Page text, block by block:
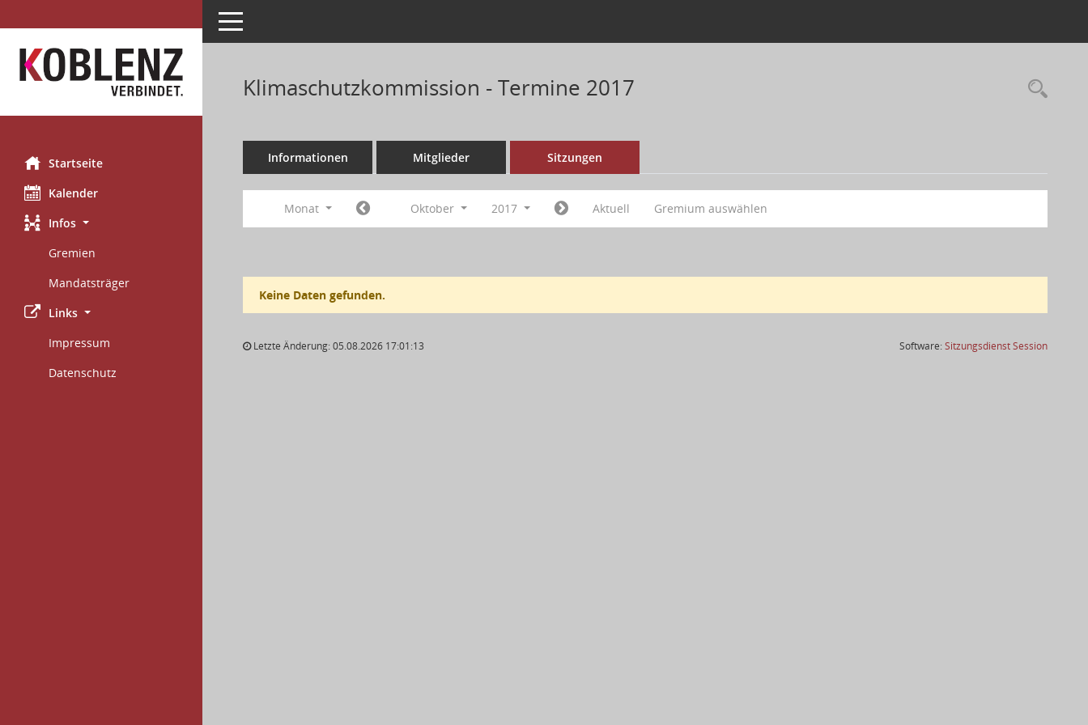
Startseite
Kalender
Infos
Gremien
Mandatsträger
Links
Impressum
Datenschutz
Toggle navigation
Klimaschutzkommission - Termine 2017
Informationen Mitglieder Sitzungen
Monat Oktober 2017 Aktuell Gremium auswählen
Keine Daten gefunden.
Letzte Änderung: 05.08.2026 17:01:13 Software:SitzungsdienstSession(Wird in